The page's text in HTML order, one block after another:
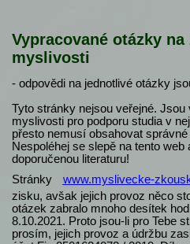
Vypracované otázky na
myslivosti
- odpovědi na jednotlivé otázky
Tyto stránky nejsou veřejné.
myslivosti pro podporu studia v
přesto nemusí obsahovat
Nespoléhej se slepě na tento
doporučenou literaturu!
Stránky
www.myslivecke-
zisku, avšak jejich provoz něco
otázek zabralo mnoho desítek
8.10.2021. Proto jsou-li pro Tebe
prosím, jejich provoz a údržbu